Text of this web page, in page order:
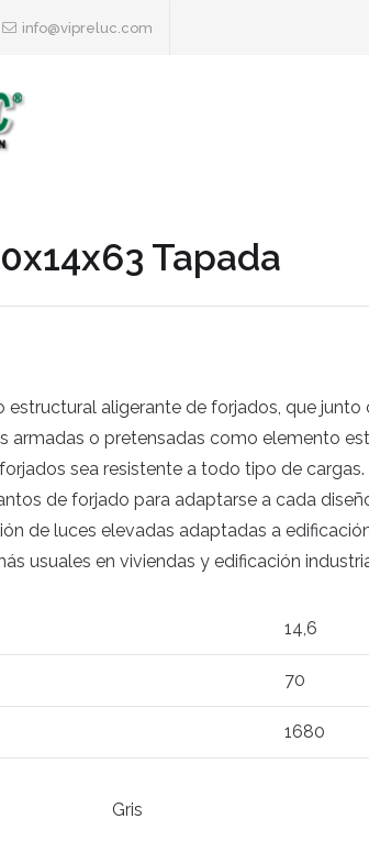
info@vipreluc.com
Tapada
estructural aligerante de forjados, que junto
armadas o pretensadas como elemento
sea resistente a todo tipo de cargas.
de forjado para adaptarse a cada
de luces elevadas adaptadas a
usuales en viviendas y edificación
14,6
70
1680
Gris